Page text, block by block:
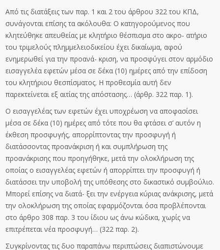
Από τις διατάξεις των παρ. 1 και 2 του άρθρου 322 του ΚΠΔ,
συνάγονται επίσης τα ακόλουθα: Ο κατηγορούμενος που
κλητεύθηκε απευθείας με κλητήριο θέσπισμα στο ακρο- ατήριο
του τριμελούς πλημμελειοδικείου έχει δικαίωμα, αφού
ενημερωθεί για την προανά- κριση, να προσφύγει στον αρμόδιο
εισαγγελέα εφετών μέσα σε δέκα (10) ημέρες από την επίδοση
του κλητήριου θεσπίσματος. Η προθεσμία αυτή δεν
παρεκτείνεται εξ αιτίας της απόστασης… (άρθρ. 322 παρ. 1).
Ο εισαγγελέας των εφετών έχει υποχρέωση να αποφασίσει
μέσα σε δέκα (10) ημέρες από τότε που θα φτάσει σ’ αυτόν η
έκθεση προσφυγής, απορρίπτοντας την προσφυγή ή
διατάσσοντας προανάκριση ή και συμπλήρωση της
προανάκρισης που προηγήθηκε, μετά την ολοκλήρωση της
οποίας ο εισαγγελέας εφετών ή απορρίπτει την προσφυγή ή
διατάσσει την υποβολή της υπόθεσης στο δικαστικό συμβούλιο.
Μπορεί επίσης να διατά- ξει την ενέργεια κύριας ανάκρισης, μετά
την ολοκλήρωση της οποίας εφαρμόζονται όσα προβλέπονται
στο άρθρο 308 παρ. 3 του ίδιου ως άνω κώδικα, χωρίς να
επιτρέπεται νέα προσφυγή… (322 παρ. 2).
Συγκρίνοντας τις δυο παραπάνω περιπτώσεις διαπιστώνουμε